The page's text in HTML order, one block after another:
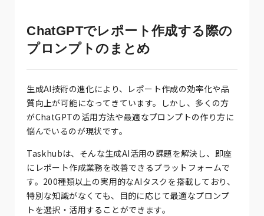
ChatGPTでレポート作成する際の
プロンプトのまとめ
生成AI技術の進化により、レポート作成の効率化や品
質向上が可能になってきています。しかし、多くの方
がChatGPTの活用方法や最適なプロンプトの作り方に
悩んでいるのが現状です。
Taskhubは、そんな生成AI活用の課題を解決し、即座
にレポート作成業務を改善できるプラットフォームで
す。200種類以上の実用的なAIタスクを搭載しており、
特別な知識がなくても、目的に応じて最適なプロンプ
トを選択・活用することができます。